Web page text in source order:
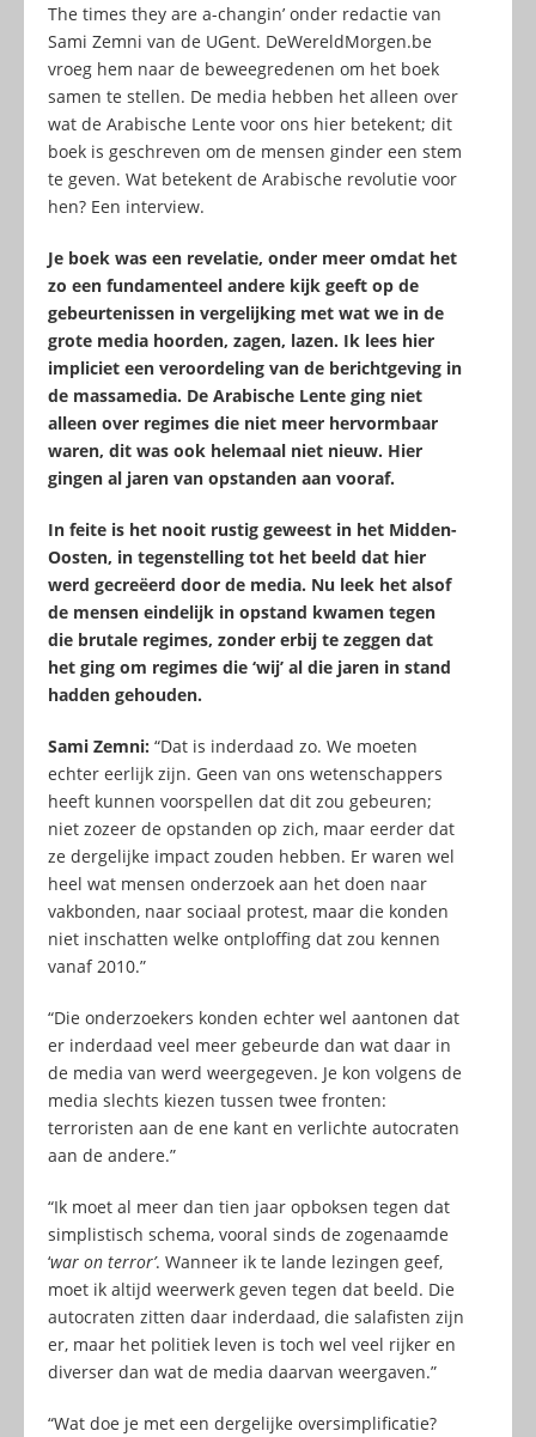
The times they are a-changin’ onder redactie van
Sami Zemni van de UGent. DeWereldMorgen.be
vroeg hem naar de beweegredenen om het boek
samen te stellen. De media hebben het alleen over
wat de Arabische Lente voor ons hier betekent; dit
boek is geschreven om de mensen ginder een stem
te geven. Wat betekent de Arabische revolutie voor
hen? Een interview.
Je boek was een revelatie, onder meer omdat het
zo een fundamenteel andere kijk geeft op de
gebeurtenissen in vergelijking met wat we in de
grote media hoorden, zagen, lazen. Ik lees hier
impliciet een veroordeling van de berichtgeving in
de massamedia. De Arabische Lente ging niet
alleen over regimes die niet meer hervormbaar
waren, dit was ook helemaal niet nieuw. Hier
gingen al jaren van opstanden aan vooraf.
In feite is het nooit rustig geweest in het Midden-
Oosten, in tegenstelling tot het beeld dat hier
werd gecreëerd door de media. Nu leek het alsof
de mensen eindelijk in opstand kwamen tegen
die brutale regimes, zonder erbij te zeggen dat
het ging om regimes die ‘wij’ al die jaren in stand
hadden gehouden.
Sami Zemni: “Dat is inderdaad zo. We moeten
echter eerlijk zijn. Geen van ons wetenschappers
heeft kunnen voorspellen dat dit zou gebeuren;
niet zozeer de opstanden op zich, maar eerder dat
ze dergelijke impact zouden hebben. Er waren wel
heel wat mensen onderzoek aan het doen naar
vakbonden, naar sociaal protest, maar die konden
niet inschatten welke ontploffing dat zou kennen
vanaf 2010.”
“Die onderzoekers konden echter wel aantonen dat
er inderdaad veel meer gebeurde dan wat daar in
de media van werd weergegeven. Je kon volgens de
media slechts kiezen tussen twee fronten:
terroristen aan de ene kant en verlichte autocraten
aan de andere.”
“Ik moet al meer dan tien jaar opboksen tegen dat
simplistisch schema, vooral sinds de zogenaamde
‘war on terror’. Wanneer ik te lande lezingen geef,
moet ik altijd weerwerk geven tegen dat beeld. Die
autocraten zitten daar inderdaad, die salafisten zijn
er, maar het politiek leven is toch wel veel rijker en
diverser dan wat de media daarvan weergaven.”
“Wat doe je met een dergelijke oversimplificatie?